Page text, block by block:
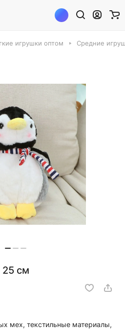
игрушки оптом Средние
см
мех, текстильные материалы,